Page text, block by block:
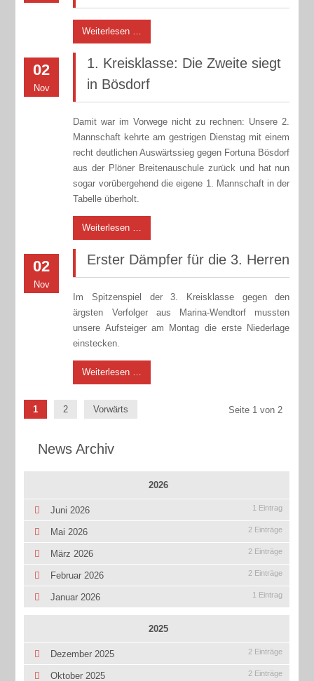
Weiterlesen …
02
Nov
1. Kreisklasse: Die Zweite siegt
in Bösdorf
Damit war im Vorwege nicht zu rechnen: Unsere 2.
Mannschaft kehrte am gestrigen Dienstag mit einem
recht deutlichen Auswärtssieg gegen Fortuna Bösdorf
aus der Plöner Breitenauschule zurück und hat nun
sogar vorübergehend die eigene 1. Mannschaft in der
Tabelle überholt.
Weiterlesen …
02
Nov
Erster Dämpfer für die 3. Herren
Im Spitzenspiel der 3. Kreisklasse gegen den
ärgsten Verfolger aus Marina-Wendtorf mussten
unsere Aufsteiger am Montag die erste Niederlage
einstecken.
Weiterlesen …
Seite 1 von 2
1 2 Vorwärts
News Archiv
2026
Juni 2026 1 Eintrag
Mai 2026 2 Einträge
März 2026 2 Einträge
Februar 2026 2 Einträge
Januar 2026 1 Eintrag
2025
Dezember 2025 2 Einträge
Oktober 2025 2 Einträge